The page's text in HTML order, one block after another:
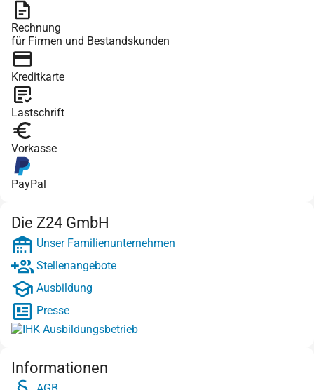
Rechnung
für Firmen und Bestandskunden
Kreditkarte
Lastschrift
Vorkasse
PayPal
Die Z24 GmbH
Unser Familienunternehmen
Stellenangebote
Ausbildung
Presse
Informationen